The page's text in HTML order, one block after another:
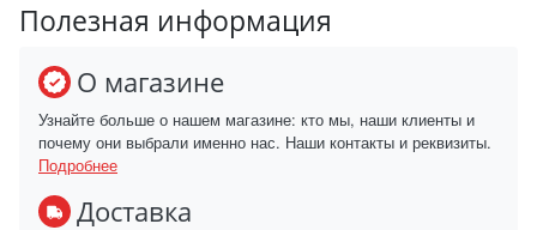
Полезная информация
О магазине
Узнайте больше о нашем магазине: кто мы, наши клиенты и
почему они выбрали именно нас. Наши контакты и реквизиты.
Подробнее
Доставка